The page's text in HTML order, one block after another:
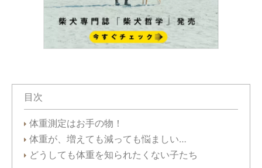
目次
体重測定はお手の物！
体重が、増えても減っても悩ましい…
どうしても体重を知られたくない子たち